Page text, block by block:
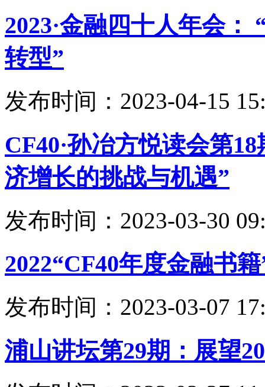
2023·金融四十人年会
转型”
发布时间：2023-04-15
CF40·孙冶方悦读会第
济增长的挑战与机遇”
发布时间：2023-03-30
2022“CF40年度金融书
发布时间：2023-03-07
浦山讲坛第29期：展望